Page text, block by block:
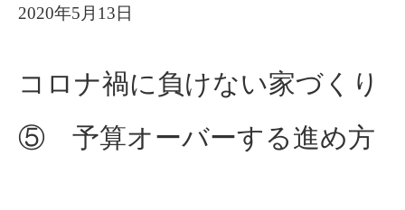
2020年5月13日
コロナ禍に負けない家づくり
⑤ 予算オーバーする進め方